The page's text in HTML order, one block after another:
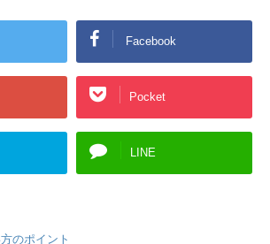
Facebook
Pocket
LINE
のポイント